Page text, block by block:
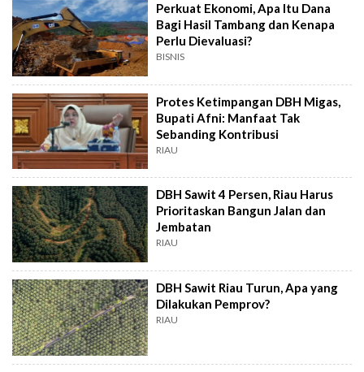
Perkuat Ekonomi, Apa Itu Dana
Bagi Hasil Tambang dan Kenapa
Perlu Dievaluasi?
BISNIS
Protes Ketimpangan DBH Migas,
Bupati Afni: Manfaat Tak
Sebanding Kontribusi
RIAU
DBH Sawit 4 Persen, Riau Harus
Prioritaskan Bangun Jalan dan
Jembatan
RIAU
DBH Sawit Riau Turun, Apa yang
Dilakukan Pemprov?
RIAU